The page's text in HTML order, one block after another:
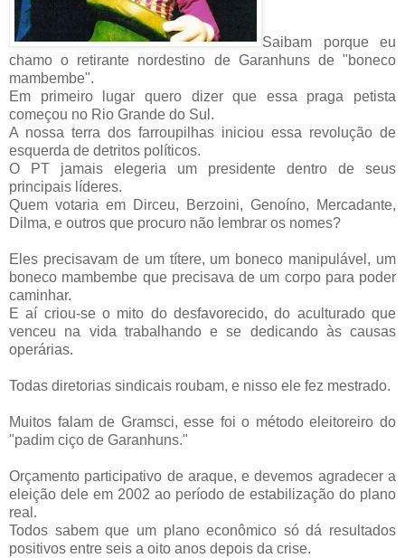
Saibam porque eu
chamo o retirante nordestino de Garanhuns de "boneco
mambembe".
Em primeiro lugar quero dizer que essa praga petista
começou no Rio Grande do Sul.
A nossa terra dos farroupilhas iniciou essa revolução de
esquerda de detritos políticos.
O PT jamais elegeria um presidente dentro de seus
principais líderes.
Quem votaria em Dirceu, Berzoini, Genoíno, Mercadante,
Dilma, e outros que procuro não lembrar os nomes?
Eles precisavam de um títere, um boneco manipulável, um
boneco mambembe que precisava de um corpo para poder
caminhar.
E aí criou-se o mito do desfavorecido, do aculturado que
venceu na vida trabalhando e se dedicando às causas
operárias.
Todas diretorias sindicais roubam, e nisso ele fez mestrado.
Muitos falam de Gramsci, esse foi o método eleitoreiro do
"padim ciço de Garanhuns."
Orçamento participativo de araque, e devemos agradecer a
eleição dele em 2002 ao período de estabilização do plano
real.
Todos sabem que um plano econômico só dá resultados
positivos entre seis a oito anos depois da crise.